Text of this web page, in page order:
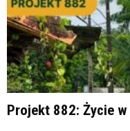
Projekt 882: Życie